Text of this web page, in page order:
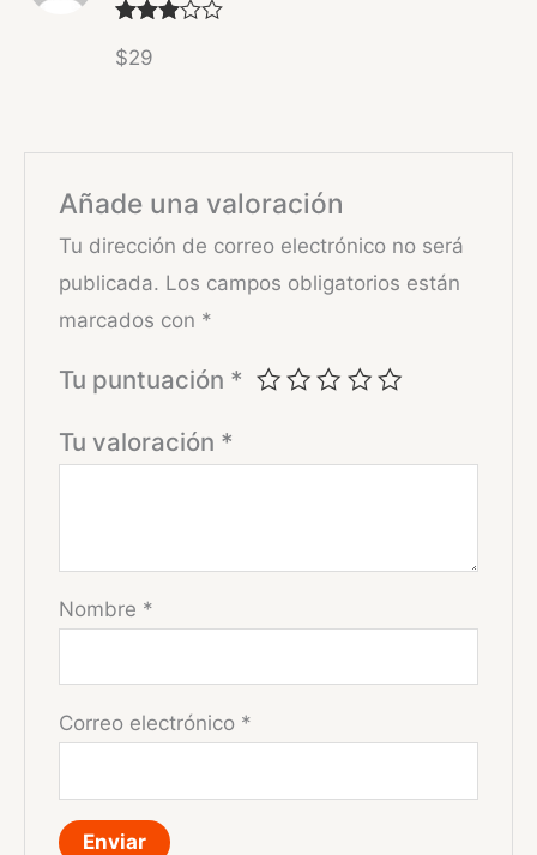
o con
$29
Añade una valoración
Tu dirección de correo electrónico no será
publicada. Los campos obligatorios están
marcados con *
Tu puntuación *
Tu valoración *
Nombre *
Correo electrónico *